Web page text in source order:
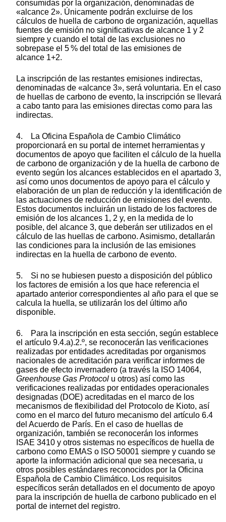
consumidas por la organización, denominadas de
«alcance 2». Únicamente podrán excluirse de los
cálculos de huella de carbono de organización, aquellas
fuentes de emisión no significativas de alcance 1 y 2
siempre y cuando el total de las exclusiones no
sobrepase el 5 % del total de las emisiones de
alcance 1+2.
La inscripción de las restantes emisiones indirectas,
denominadas de «alcance 3», será voluntaria. En el caso
de huellas de carbono de evento, la inscripción se llevará
a cabo tanto para las emisiones directas como para las
indirectas.
4. La Oficina Española de Cambio Climático
proporcionará en su portal de internet herramientas y
documentos de apoyo que faciliten el cálculo de la huella
de carbono de organización y de la huella de carbono de
evento según los alcances establecidos en el apartado 3,
así como unos documentos de apoyo para el cálculo y
elaboración de un plan de reducción y la identificación de
las actuaciones de reducción de emisiones del evento.
Estos documentos incluirán un listado de los factores de
emisión de los alcances 1, 2 y, en la medida de lo
posible, del alcance 3, que deberán ser utilizados en el
cálculo de las huellas de carbono. Asimismo, detallarán
las condiciones para la inclusión de las emisiones
indirectas en la huella de carbono de evento.
5. Si no se hubiesen puesto a disposición del público
los factores de emisión a los que hace referencia el
apartado anterior correspondientes al año para el que se
calcula la huella, se utilizarán los del último año
disponible.
6. Para la inscripción en esta sección, según establece
el artículo 9.4.a).2.º, se reconocerán las verificaciones
realizadas por entidades acreditadas por organismos
nacionales de acreditación para verificar informes de
gases de efecto invernadero (a través la ISO 14064,
Greenhouse Gas Protocol u otros) así como las
verificaciones realizadas por entidades operacionales
designadas (DOE) acreditadas en el marco de los
mecanismos de flexibilidad del Protocolo de Kioto, así
como en el marco del futuro mecanismo del artículo 6.4
del Acuerdo de París. En el caso de huellas de
organización, también se reconocerán los informes
ISAE 3410 y otros sistemas no específicos de huella de
carbono como EMAS o ISO 50001 siempre y cuando se
aporte la información adicional que sea necesaria, u
otros posibles estándares reconocidos por la Oficina
Española de Cambio Climático. Los requisitos
específicos serán detallados en el documento de apoyo
para la inscripción de huella de carbono publicado en el
portal de internet del registro.